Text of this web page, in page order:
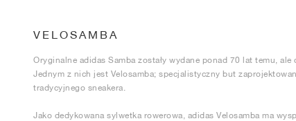
VELOSAMBA
Oryginalne adidas Samba zostały wydane ponad 70 lat temu,
Jednym z nich jest Velosamba; specjalistyczny but
tradycyjnego sneakera.
Jako dedykowana sylwetka rowerowa, adidas Velosamba ma